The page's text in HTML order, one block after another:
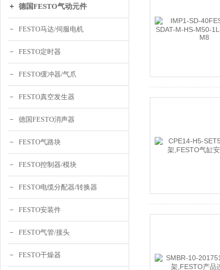
德国FESTO气动元件
FESTO马达/伺服电机
FESTO定时器
FESTO缓冲器/气爪
FESTO真空发生器
德国FESTO消声器
FESTO气路块
FESTO控制器/模块
FESTO电缆分配器/转换器
FESTO安装件
FESTO气管/接头
FESTO干燥器